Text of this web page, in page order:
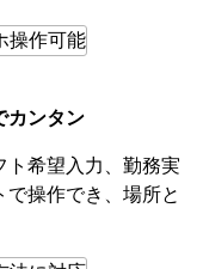
カンタン
ト希望入力、勤務実
操作でき、場所と